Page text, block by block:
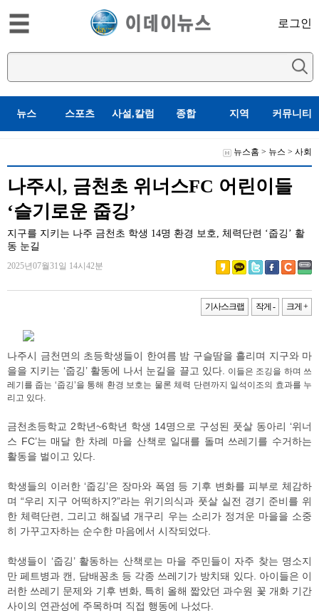
로그인
뉴스 스포츠 사설,칼럼 종합 지역 커뮤니티
뉴스홈 > 뉴스 > 사회
나주시, 금천초 위너스FC 어린이들
‘슬기로운 줍깅’
지구를 지키는 나주 금천초 학생 14명 환경 보호, 체력단련 ‘줍깅’ 활
동 눈길
2025년07월31일 14시42분
기사스크랩 작게 - 크게 +
나주시 금천면의 초등학생들이 한여름 밤 구슬땀을 흘리며 지구와 마
을을 지키는 ‘줍깅’ 활동에 나서 눈길을 끌고 있다. 이들은 조깅을 하며 쓰
레기를 줍는 ‘줍깅’을 통해 환경 보호는 물론 체력 단련까지 일석이조의 효과를 누
리고 있다.
금천초등학교 2학년~6학년 학생 14명으로 구성된 풋살 동아리 ‘위너
스 FC’는 매달 한 차례 마을 산책로 일대를 돌며 쓰레기를 수거하는
활동을 벌이고 있다.
학생들의 이러한 ‘줍깅’은 장마와 폭염 등 기후 변화를 피부로 체감하
며 “우리 지구 어떡하지?”라는 위기의식과 풋살 실전 경기 준비를 위
한 체력단련, 그리고 해질녘 개구리 우는 소리가 정겨운 마을을 소중
히 가꾸고자하는 순수한 마음에서 시작되었다.
학생들이 ‘줍깅’ 활동하는 산책로는 마을 주민들이 자주 찾는 명소지
만 페트병과 캔, 담배꽁초 등 각종 쓰레기가 방치돼 있다. 아이들은 이
러한 쓰레기 문제와 기후 변화, 특히 올해 짧았던 과수원 꽃 개화 기간
사이의 연관성에 주목하며 직접 행동에 나섰다.